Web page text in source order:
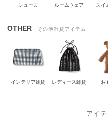
シューズ ルームウェア スイ
OTHER その他雑貨アイテム
インテリア雑貨 レディース雑貨 お
アイ